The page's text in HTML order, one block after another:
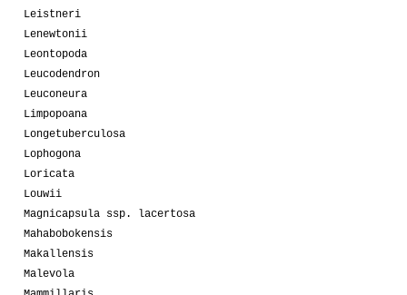
Leistneri
Lenewtonii
Leontopoda
Leucodendron
Leuconeura
Limpopoana
Longetuberculosa
Lophogona
Loricata
Louwii
Magnicapsula ssp. lacertosa
Mahabobokensis
Makallensis
Malevola